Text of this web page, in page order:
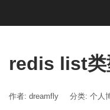
redis list类
作者: dreamfly 分类: 个人